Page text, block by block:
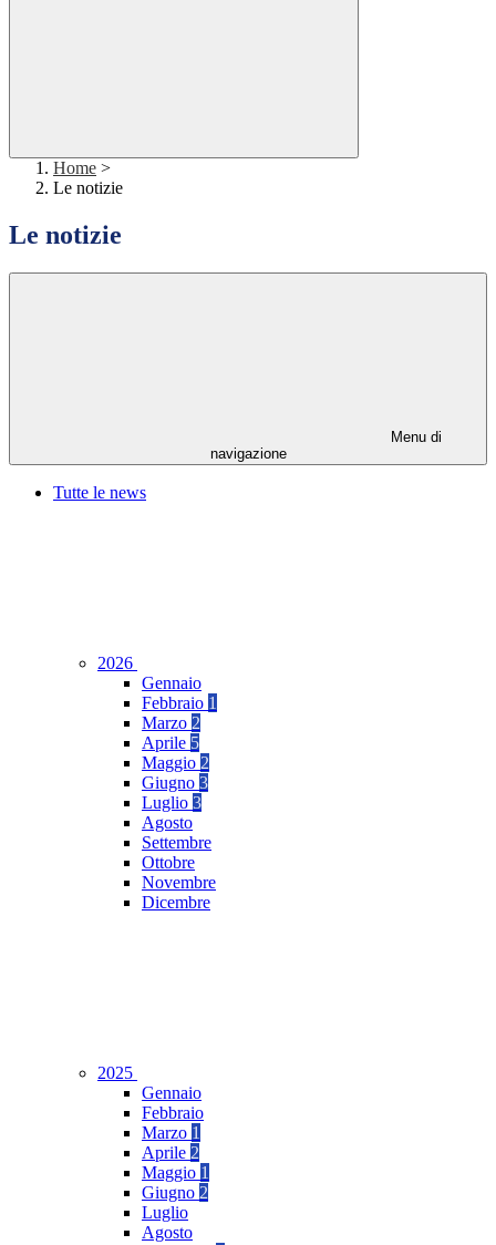
Home >
Le notizie
Le notizie
Menu di
navigazione
Tutte le news
2026
Gennaio
Febbraio 1
Marzo 2
Aprile 5
Maggio 2
Giugno 3
Luglio 3
Agosto
Settembre
Ottobre
Novembre
Dicembre
2025
Gennaio
Febbraio
Marzo 1
Aprile 2
Maggio 1
Giugno 2
Luglio
Agosto